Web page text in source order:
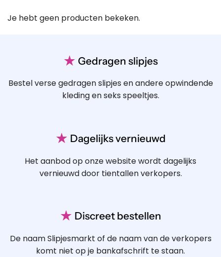
Je hebt geen producten bekeken.
★ Gedragen slipjes
Bestel verse gedragen slipjes en andere opwindende
kleding en seks speeltjes.
★ Dagelijks vernieuwd
Het aanbod op onze website wordt dagelijks
vernieuwd door tientallen verkopers.
★ Discreet bestellen
De naam Slipjesmarkt of de naam van de verkopers
komt niet op je bankafschrift te staan.